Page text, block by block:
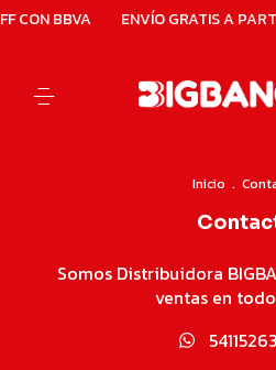
CON BBVA ENVÍO GRATIS A
Inicio .
Somos Distribuidora
ventas en